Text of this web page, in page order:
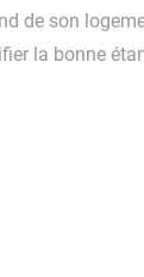
de son
la bonne